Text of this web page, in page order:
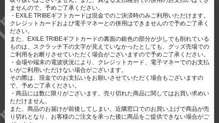
ませんので、予めご了承ください。
・EXILE TRIBEギフトカードは現金でのご決済時のみご利用いただけます。
クレジットカードおよび電子マネーとの併用はできませんので予めご了承く
ださい。
また、EXILE TRIBEギフトカードの裏面の銀色の部分が少しでも削れている
ものは、スクラッチ下の文字が見えていなかったとしても、グッズ売場での
ご利用をお断りさせていただく場合がございますので予めご了承ください。
・会場や端末の電波状況により、クレジットカード、電子マネーでのお支払
いがご利用いただけない場合がございます。
その際は、現金でのお支払いをお願いさせていただく場合もございますの
で、予めご了承ください。
・商品には数に限りがございます。売り切れた商品に関してはお買い求めい
ただけません。
また、商品のお届けが前後してしまい、近隣窓口でのお買い上げで商品が売
り切れとなり、お客様のご注文を承った後に商品をご提供できない場合がご